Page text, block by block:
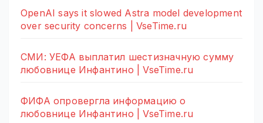
OpenAI says it slowed Astra model development
over security concerns | VseTime.ru
СМИ: УЕФА выплатил шестизначную сумму
любовнице Инфантино | VseTime.ru
ФИФА опровергла информацию о
любовнице Инфантино | VseTime.ru